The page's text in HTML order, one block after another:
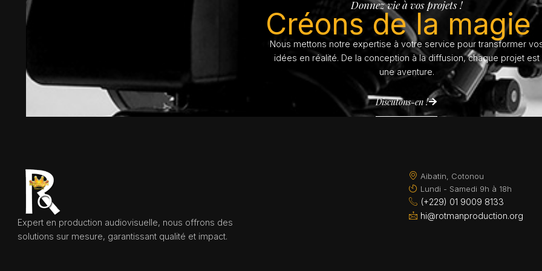
Donnez vie à vos projets !
Créons de la magie
Nous mettons notre expertise à votre service pour transformer
idées en réalité. De la conception à la diffusion, chaque projet est
une aventure.
Discutons-en !
Expert en production audiovisuelle, nous offrons des
solutions sur mesure, garantissant qualité et impact.
Aibatin, Cotonou
Lundi - Samedi 9h à 18h
(+229) 01 9009 8133
hi@rotmanproduction.org